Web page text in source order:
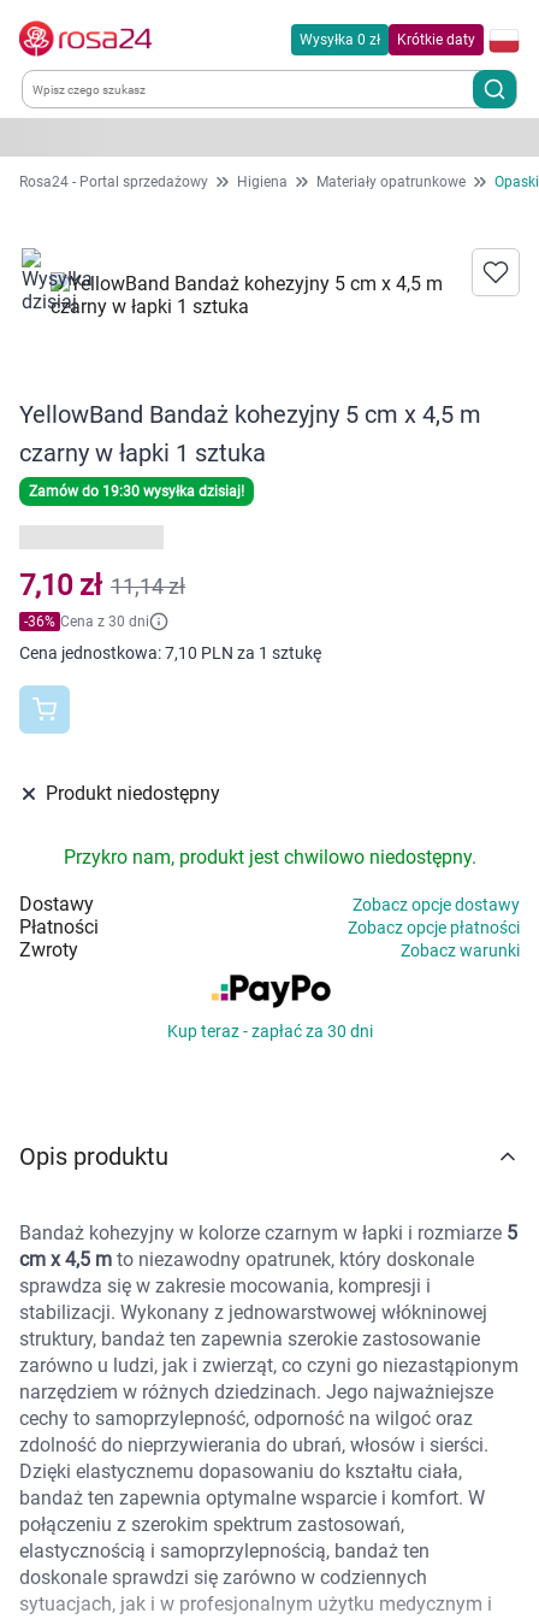
Korzystamy z plików cookies w celu
Wysyłka 0 zł Krótkie daty
Kategorie
Dla zwierząt
Zdrowie
Kobieta w ciąży i mama
Higiena
Kosmetyki
Mężczyzna
Zdrowy styl życia
Zabawki
Sprzęt medyczny
Grupy produktowe
Rosa24 - Portal sprzedażowy Higiena Materiały opatrunkowe
YellowBand Bandaż kohezyjny 5 cm x 4,5 m
czarny w łapki 1 sztuka
Zamów do 19:30 wysyłka dzisiaj!
7,10 zł 11,14 zł
-36% Cena z 30 dni
Cena jednostkowa:7,10 PLN za 1 sztukę
Produkt niedostępny
Przykro nam, produkt jest chwilowo niedostępny.
Dostawy Zobacz opcje dostawy
Płatności Zobacz opcje płatności
Zwroty Zobacz warunki
Kup teraz - zapłać za 30 dni
Opis produktu
Bandaż kohezyjny w kolorze czarnym w łapki i rozmiarze 5
cm x 4,5 m to niezawodny opatrunek, który doskonale
sprawdza się w zakresie mocowania, kompresji i
stabilizacji. Wykonany z jednowarstwowej włókninowej
struktury, bandaż ten zapewnia szerokie zastosowanie
zarówno u ludzi, jak i zwierząt, co czyni go niezastąpionym
narzędziem w różnych dziedzinach. Jego najważniejsze
cechy to samoprzylepność, odporność na wilgoć oraz
zdolność do nieprzywierania do ubrań, włosów i sierści.
Dzięki elastycznemu dopasowaniu do kształtu ciała,
bandaż ten zapewnia optymalne wsparcie i komfort. W
połączeniu z szerokim spektrum zastosowań,
elastycznością i samoprzylepnością, bandaż ten
doskonale sprawdzi się zarówno w codziennych
sytuacjach, jak i w profesjonalnym użytku medycznym i